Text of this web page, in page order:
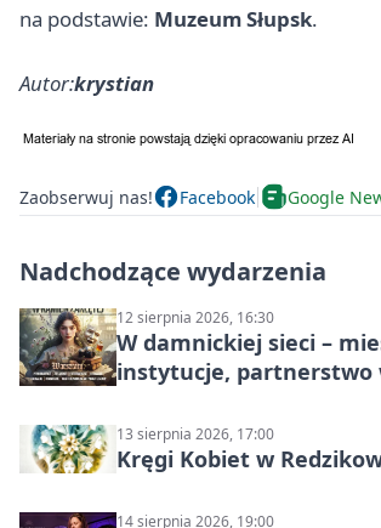
na podstawie: Muzeum Słupsk.
Autor:krystian
Zaobserwuj nas! Facebook Google
Nadchodzące wydarzenia
12 sierpnia 2026, 16:30
W damnickiej sieci –
instytucje, partnerstwo
13 sierpnia 2026, 17:00
Kręgi Kobiet w
14 sierpnia 2026, 19:00